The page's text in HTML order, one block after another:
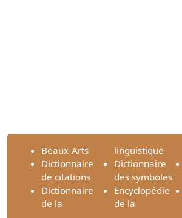
Beaux-Arts
Dictionnaire
de citations
Dictionnaire
de la
linguistique
Dictionnaire
des symboles
Encyclopédie
de la